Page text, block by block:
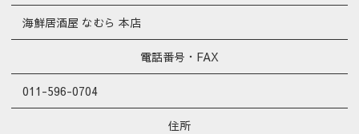
海鮮居酒屋 なむら 本店
電話番号・FAX
011-596-0704
住所